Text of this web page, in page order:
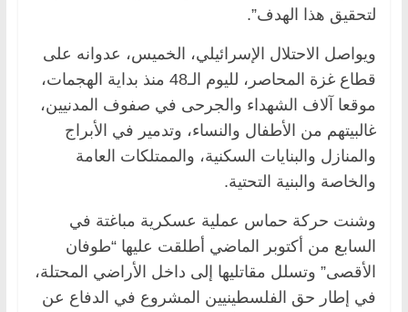
لتحقيق هذا الهدف”.
ويواصل الاحتلال الإسرائيلي، الخميس، عدوانه على
قطاع غزة المحاصر، لليوم الـ48 منذ بداية الهجمات،
موقعا آلاف الشهداء والجرحى في صفوف المدنيين،
غالبيتهم من الأطفال والنساء، وتدمير في الأبراج
والمنازل والبنايات السكنية، والممتلكات العامة
والخاصة والبنية التحتية.
وشنت حركة حماس عملية عسكرية مباغتة في
السابع من أكتوبر الماضي أطلقت عليها “طوفان
الأقصى” وتسلل مقاتليها إلى داخل الأراضي المحتلة،
في إطار حق الفلسطينيين المشروع في الدفاع عن